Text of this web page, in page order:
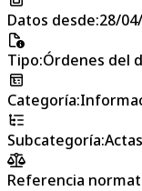
Datos desde:28/
Tipo:Órdenes del
Categoría:
Subcategoría:
Referencia